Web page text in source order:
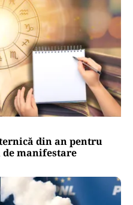
din an pentru
manifestare